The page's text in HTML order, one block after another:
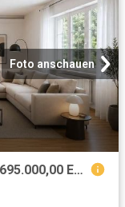
Foto anschauen
Wohnung zum Kaufen in Mannheim 695.000,00 EUR 164 m²